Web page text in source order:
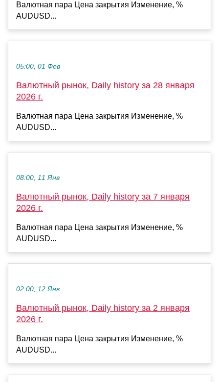
Валютная пара Цена закрытия Изменение, %
AUDUSD...
05:00, 01 Фев
Валютный рынок, Daily history за 28 января
2026 г.
Валютная пара Цена закрытия Изменение, %
AUDUSD...
08:00, 11 Янв
Валютный рынок, Daily history за 7 января
2026 г.
Валютная пара Цена закрытия Изменение, %
AUDUSD...
02:00, 12 Янв
Валютный рынок, Daily history за 2 января
2026 г.
Валютная пара Цена закрытия Изменение, %
AUDUSD...